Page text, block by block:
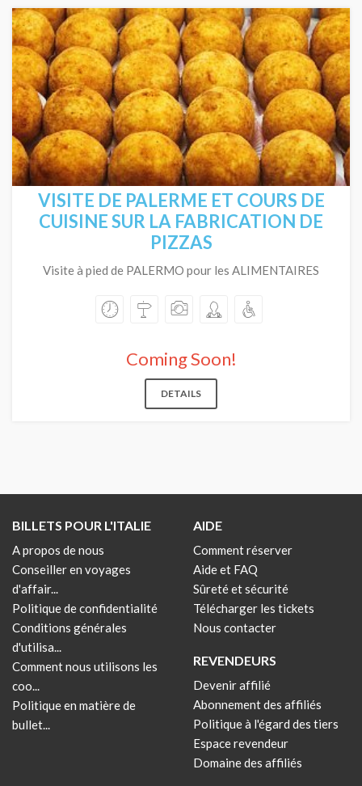
VISITE DE PALERME ET COURS DE
CUISINE SUR LA FABRICATION DE
PIZZAS
Visite à pied de PALERMO pour les ALIMENTAIRES
Coming Soon!
DETAILS
BILLETS POUR L'ITALIE
A propos de nous
Conseiller en voyages
d'affair...
Politique de confidentialité
Conditions générales
d'utilisa...
Comment nous utilisons les
coo...
Politique en matière de
bullet...
AIDE
Comment réserver
Aide et FAQ
Sûreté et sécurité
Télécharger les tickets
Nous contacter
REVENDEURS
Devenir affilié
Abonnement des affiliés
Politique à l'égard des tiers
Espace revendeur
Domaine des affiliés